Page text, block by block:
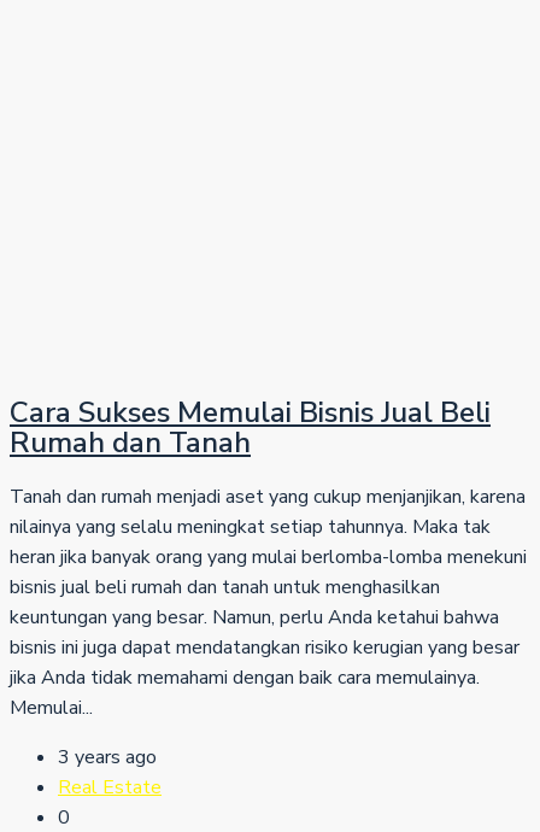
Cara Sukses Memulai Bisnis Jual Beli
Rumah dan Tanah
Tanah dan rumah menjadi aset yang cukup menjanjikan, karena
nilainya yang selalu meningkat setiap tahunnya. Maka tak
heran jika banyak orang yang mulai berlomba-lomba menekuni
bisnis jual beli rumah dan tanah untuk menghasilkan
keuntungan yang besar. Namun, perlu Anda ketahui bahwa
bisnis ini juga dapat mendatangkan risiko kerugian yang besar
jika Anda tidak memahami dengan baik cara memulainya.
Memulai...
3 years ago
Real Estate
0